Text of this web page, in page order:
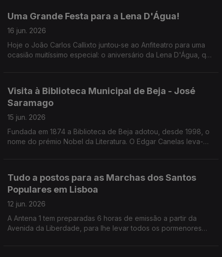
Uma Grande Festa para a Lena D'Água!
16 jun. 2026
Hoje o João Carlos Callixto juntou-se ao Anfiteatro para uma
ocasião muitíssimo especial: o aniversário da Lena D'Água, que
Visita à Biblioteca Municipal de Beja - José
Saramago
15 jun. 2026
Fundada em 1874 a Biblioteca de Beja adotou, desde 1998, o
nome do prémio Nobel da Literatura. O Edgar Canelas leva-
Tudo a postos para as Marchas dos Santos
Populares em Lisboa
12 jun. 2026
A Antena 1 tem preparadas 6 horas de emissão a partir da
Avenida da Liberdade, para lhe levar todos os pormenores